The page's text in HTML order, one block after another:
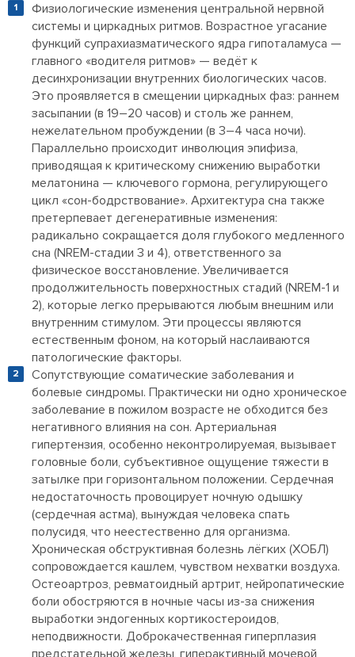
Физиологические изменения центральной нервной
системы и циркадных ритмов. Возрастное угасание
функций супрахиазматического ядра гипоталамуса —
главного «водителя ритмов» — ведёт к
десинхронизации внутренних биологических часов.
Это проявляется в смещении циркадных фаз: раннем
засыпании (в 19–20 часов) и столь же раннем,
нежелательном пробуждении (в 3–4 часа ночи).
Параллельно происходит инволюция эпифиза,
приводящая к критическому снижению выработки
мелатонина — ключевого гормона, регулирующего
цикл «сон-бодрствование». Архитектура сна также
претерпевает дегенеративные изменения:
радикально сокращается доля глубокого медленного
сна (NREM-стадии 3 и 4), ответственного за
физическое восстановление. Увеличивается
продолжительность поверхностных стадий (NREM-1 и
2), которые легко прерываются любым внешним или
внутренним стимулом. Эти процессы являются
естественным фоном, на который наслаиваются
патологические факторы.
Сопутствующие соматические заболевания и
болевые синдромы. Практически ни одно хроническое
заболевание в пожилом возрасте не обходится без
негативного влияния на сон. Артериальная
гипертензия, особенно неконтролируемая, вызывает
головные боли, субъективное ощущение тяжести в
затылке при горизонтальном положении. Сердечная
недостаточность провоцирует ночную одышку
(сердечная астма), вынуждая человека спать
полусидя, что неестественно для организма.
Хроническая обструктивная болезнь лёгких (ХОБЛ)
сопровождается кашлем, чувством нехватки воздуха.
Остеоартроз, ревматоидный артрит, нейропатические
боли обостряются в ночные часы из-за снижения
выработки эндогенных кортикостероидов,
неподвижности. Доброкачественная гиперплазия